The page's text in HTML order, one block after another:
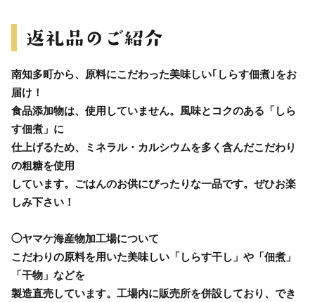
南知多町から、原料にこだわった美味しい｢しらす佃煮｣をお
届け！
食品添加物は、使用していません。風味とコクのある「しら
す佃煮」に
仕上げるため、ミネラル・カルシウムを多く含んだこだわり
の粗糖を使用
しています。ごはんのお供にぴったりな一品です。ぜひお楽
しみ下さい！
◯ヤマケ海産物加工場について
こだわりの原料を用いた美味しい「しらす干し」や「佃煮」
「干物」などを
製造直売しています。工場内に販売所を併設しており、でき